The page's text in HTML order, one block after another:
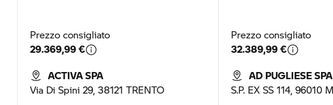
Prezzo consigliato
29.369,99 €
ACTIVA SPA
Via Di Spini 29, 38121 TRENTO
Prezzo consigliato
32.389,99 €
AD PUGLIESE SPA
S.P. EX SS 114, 96010